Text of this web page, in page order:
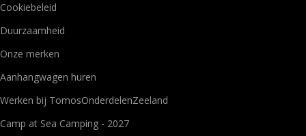
Cookiebeleid
Duurzaamheid
Onze merken
Aanhangwagen huren
Werken bij TomosOnderdelenZeeland
Camp at Sea Camping - 2027